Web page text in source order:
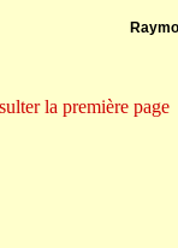
la première page